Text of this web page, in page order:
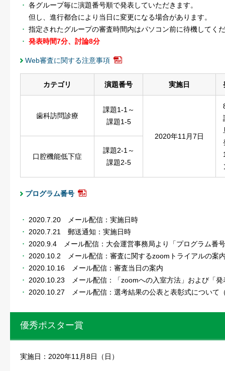
各グループ毎に演題番号順で発表していただきます。
但し、進行都合により当日に変更になる場合があります。
指定されたグループの審査時間内はパソコン前に待機してく
発表時間7分、討論8分
Web審査に関する注意事項
カテゴリ 演題番号 実施日
歯科訪問診療
課題1-1～
課題1-5
2020年11月7日
口腔機能低下症
課題2-1～
課題2-5
プログラム番号
2020.7.20 メール配信：実施日時
2020.7.21 郵送通知：実施日時
2020.9.4 メール配信：大会運営事務局より「プログラム番
2020.10.2 メール配信：審査に関するzoomトライアルの案
2020.10.16 メール配信：審査当日の案内
2020.10.23 メール配信：「zoomへの入室方法」および「発
2020.10.27 メール配信：選考結果の公表と表彰式について
優秀ポスター賞
実施日：2020年11月8日（日）